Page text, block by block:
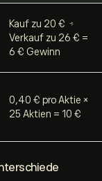
Kauf zu 20 € →
Verkauf zu 26 € =
6 € Gewinn
0,40 € pro Aktie ×
25 Aktien = 10 €